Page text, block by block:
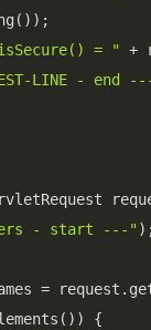
= " +
LINE - end
- start ---"
=
{